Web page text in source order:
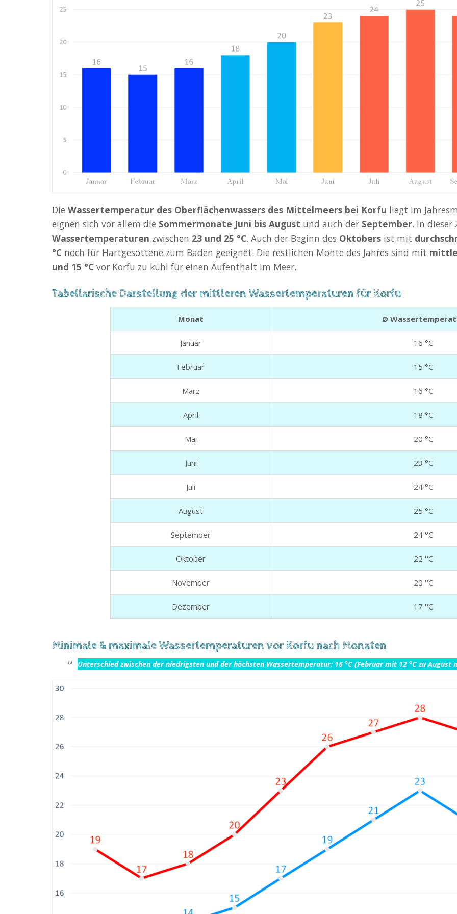
Die Wassertemperatur des Oberflächenwassers des Mittelmeers bei Korfu liegt im
eignen sich vor allem die Sommermonate Juni bis August und auch der September. In dieser
Wassertemperaturen zwischen 23 und 25 °C. Auch der Beginn des Oktobers ist mit
°C noch für Hartgesottene zum Baden geeignet. Die restlichen Monte des Jahres sind mit
und 15 °C vor Korfu zu kühl für einen Aufenthalt im Meer.
Tabellarische Darstellung der mittleren Wassertemperaturen für Korfu
Monat Ø
Januar 16 °C
Februar 15 °C
März 16 °C
April 18 °C
Mai 20 °C
Juni 23 °C
Juli 24 °C
August 25 °C
September 24 °C
Oktober 22 °C
November 20 °C
Dezember 17 °C
Minimale & maximale Wassertemperaturen vor Korfu nach Monaten
Unterschied zwischen der niedrigsten und der höchsten Wassertemperatur: 16 °C (Februar mit 12 °C zu August